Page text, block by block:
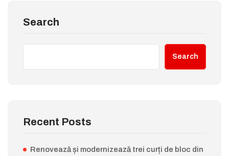
Search
Search
Recent Posts
Renovează și modernizează trei curți de bloc din